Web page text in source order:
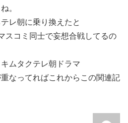
。
レ朝に乗り換えたと
スコミ同士で妄想合戦してるの
ムタクテレ朝ドラマ
なってればこれからこの関連記